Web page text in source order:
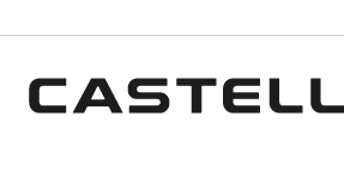
contenuto
navigazione